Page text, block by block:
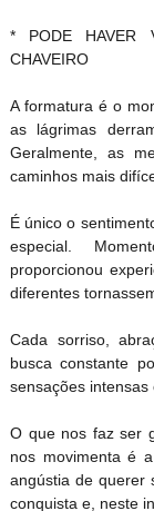
* PODE HAVER
CHAVEIRO
A formatura é o
as lágrimas
Geralmente, as
caminhos mais
É único o
especial.
proporcionou
diferentes
Cada sorriso,
busca constante
sensações intensas
O que nos faz ser
nos movimenta é
angústia de querer
conquista e, neste